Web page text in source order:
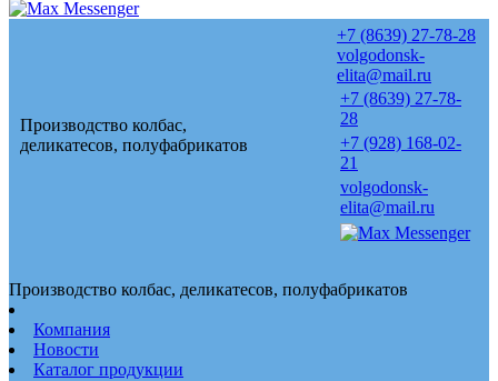
Производство колбас,
деликатесов, полуфабрикатов
+7 (8639) 27-78-28
volgodonsk-
elita@mail.ru
+7 (8639) 27-78-
28
+7 (928) 168-02-
21
volgodonsk-
elita@mail.ru
Производство колбас, деликатесов, полуфабрикатов
Компания
Новости
Каталог продукции